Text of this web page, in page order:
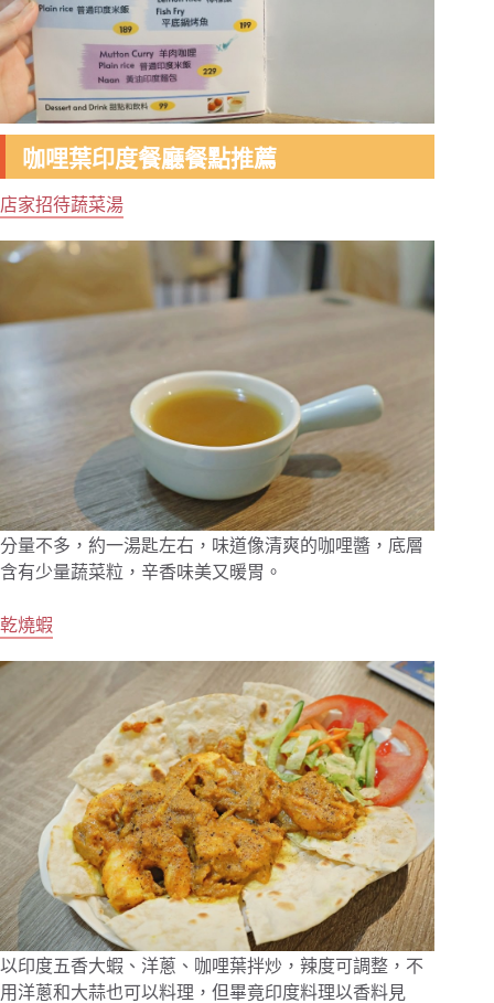
咖哩葉印度餐廳餐點推薦
店家招待蔬菜湯
分量不多，約一湯匙左右，味道像清爽的咖哩醬，底層
含有少量蔬菜粒，辛香味美又暖胃。
乾燒蝦
以印度五香大蝦、洋蔥、咖哩葉拌炒，辣度可調整，不
用洋蔥和大蒜也可以料理，但畢竟印度料理以香料見